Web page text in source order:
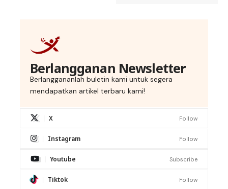
Berlangganan Newsletter
Berlanggananlah buletin kami untuk segera
mendapatkan artikel terbaru kami!
X Follow
Instagram Follow
Youtube Subscribe
Tiktok Follow